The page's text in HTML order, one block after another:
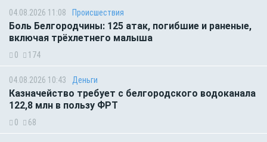
04.08.2026 11:08 Происшествия
Боль Белгородчины: 125 атак, погибшие и раненые,
включая трёхлетнего малыша
0 174
04.08.2026 10:43 Деньги
Казначейство требует с белгородского водоканала
122,8 млн в пользу ФРТ
0 68